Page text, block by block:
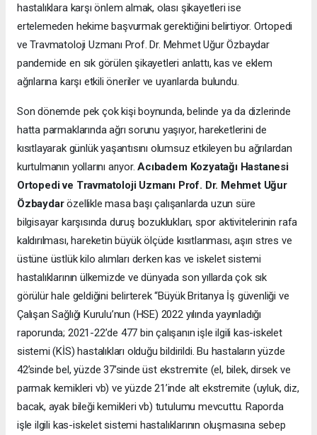
hastalıklara karşı önlem almak, olası şikayetleri ise
ertelemeden hekime başvurmak gerektiğini belirtiyor. Ortopedi
ve Travmatoloji Uzmanı Prof. Dr. Mehmet Uğur Özbaydar
pandemide en sık görülen şikayetleri anlattı, kas ve eklem
ağrılarına karşı etkili öneriler ve uyarılarda bulundu.
Son dönemde pek çok kişi boynunda, belinde ya da dizlerinde
hatta parmaklarında ağrı sorunu yaşıyor, hareketlerini de
kısıtlayarak günlük yaşantısını olumsuz etkileyen bu ağrılardan
kurtulmanın yollarını arıyor.Acıbadem Kozyatağı Hastanesi
Ortopedi ve Travmatoloji Uzmanı Prof. Dr. Mehmet Uğur
Özbaydarözellikle masa başı çalışanlarda uzun süre
bilgisayar karşısında duruş bozuklukları, spor aktivitelerinin rafa
kaldırılması, hareketin büyük ölçüde kısıtlanması, aşırı stres ve
üstüne üstlük kilo alımları derken kas ve iskelet sistemi
hastalıklarının ülkemizde ve dünyada son yıllarda çok sık
görülür hale geldiğini belirterek “Büyük Britanya İş güvenliği ve
Çalışan Sağlığı Kurulu’nun (HSE) 2022 yılında yayınladığı
raporunda; 2021-22’de 477 bin çalışanın işle ilgili kas-iskelet
sistemi (KİS) hastalıkları olduğu bildirildi. Bu hastaların yüzde
42’sinde bel, yüzde 37’sinde üst ekstremite (el, bilek, dirsek ve
parmak kemikleri vb) ve yüzde 21’inde alt ekstremite (uyluk, diz,
bacak, ayak bileği kemikleri vb) tutulumu mevcuttu. Raporda
işle ilgili kas-iskelet sistemi hastalıklarının oluşmasına sebep